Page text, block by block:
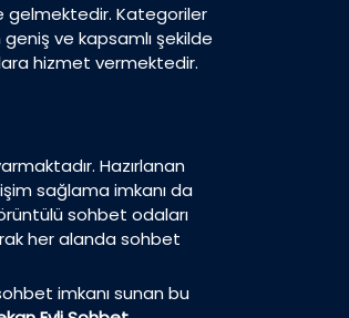
gelmektedir. Kategoriler
ve kapsamlı şekilde
hizmet vermektedir.
Hazırlanan
sağlama imkanı da
sohbet odaları
her alanda sohbet
imkanı sunan bu